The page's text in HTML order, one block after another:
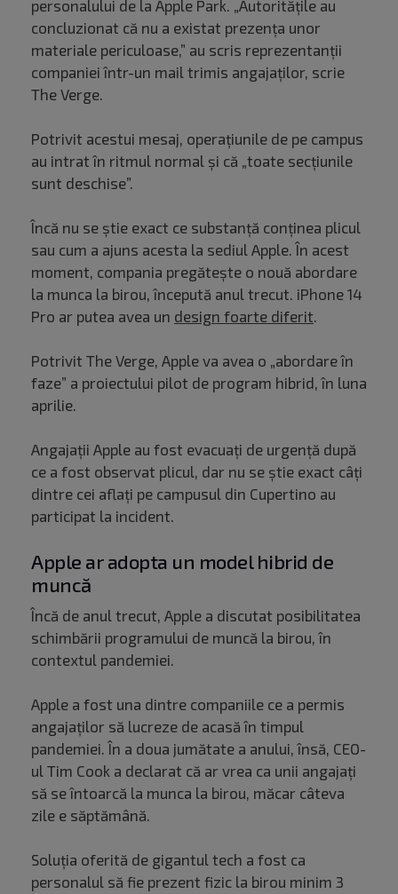
personalului de la Apple Park. „Autoritățile au
concluzionat că nu a existat prezența unor
materiale periculoase,” au scris reprezentanții
companiei într-un mail trimis angajaților, scrie
The Verge.
Potrivit acestui mesaj, operațiunile de pe campus
au intrat în ritmul normal și că „toate secțiunile
sunt deschise”.
Încă nu se știe exact ce substanță conținea plicul
sau cum a ajuns acesta la sediul Apple. În acest
moment, compania pregătește o nouă abordare
la munca la birou, începută anul trecut. iPhone 14
Pro ar putea avea un design foarte diferit.
Potrivit The Verge, Apple va avea o „abordare în
faze” a proiectului pilot de program hibrid, în luna
aprilie.
Angajații Apple au fost evacuați de urgență după
ce a fost observat plicul, dar nu se știe exact câți
dintre cei aflați pe campusul din Cupertino au
participat la incident.
Apple ar adopta un model hibrid de
muncă
Încă de anul trecut, Apple a discutat posibilitatea
schimbării programului de muncă la birou, în
contextul pandemiei.
Apple a fost una dintre companiile ce a permis
angajaților să lucreze de acasă în timpul
pandemiei. În a doua jumătate a anului, însă, CEO-
ul Tim Cook a declarat că ar vrea ca unii angajați
să se întoarcă la munca la birou, măcar câteva
zile e săptămână.
Soluția oferită de gigantul tech a fost ca
personalul să fie prezent fizic la birou minim 3